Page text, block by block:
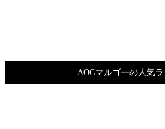
AOCマルゴーの人気